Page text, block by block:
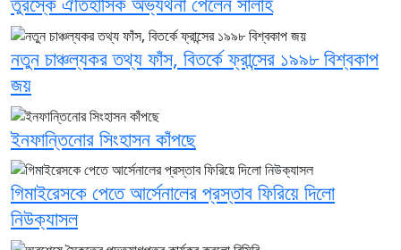
নতুন চাঞ্চল্যকর তথ্য ফাঁস, বিতর্কে ফ্রান্সের ১৯৯৮ বিশ্বকাপ
জয়
ইনফান্তিনোর সিংহাসন কাঁপছে
গিমাইরেসকে পেতে আর্সেনালের প্রস্তাব ফিরিয়ে দিলো
নিউক্যাসল